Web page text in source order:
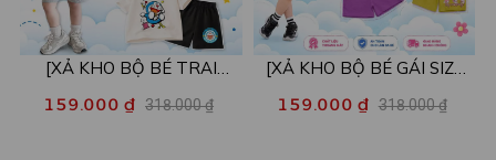
[XẢ KHO BỘ BÉ TRAI
nhiều mẫu - Quần áo bé trai
159.000 ₫ 318.000 ₫
[XẢ KHO BỘ BÉ GÁI SIZE
mẫu - Quần áo bé gái từ 26-
159.000 ₫ 318.000 ₫